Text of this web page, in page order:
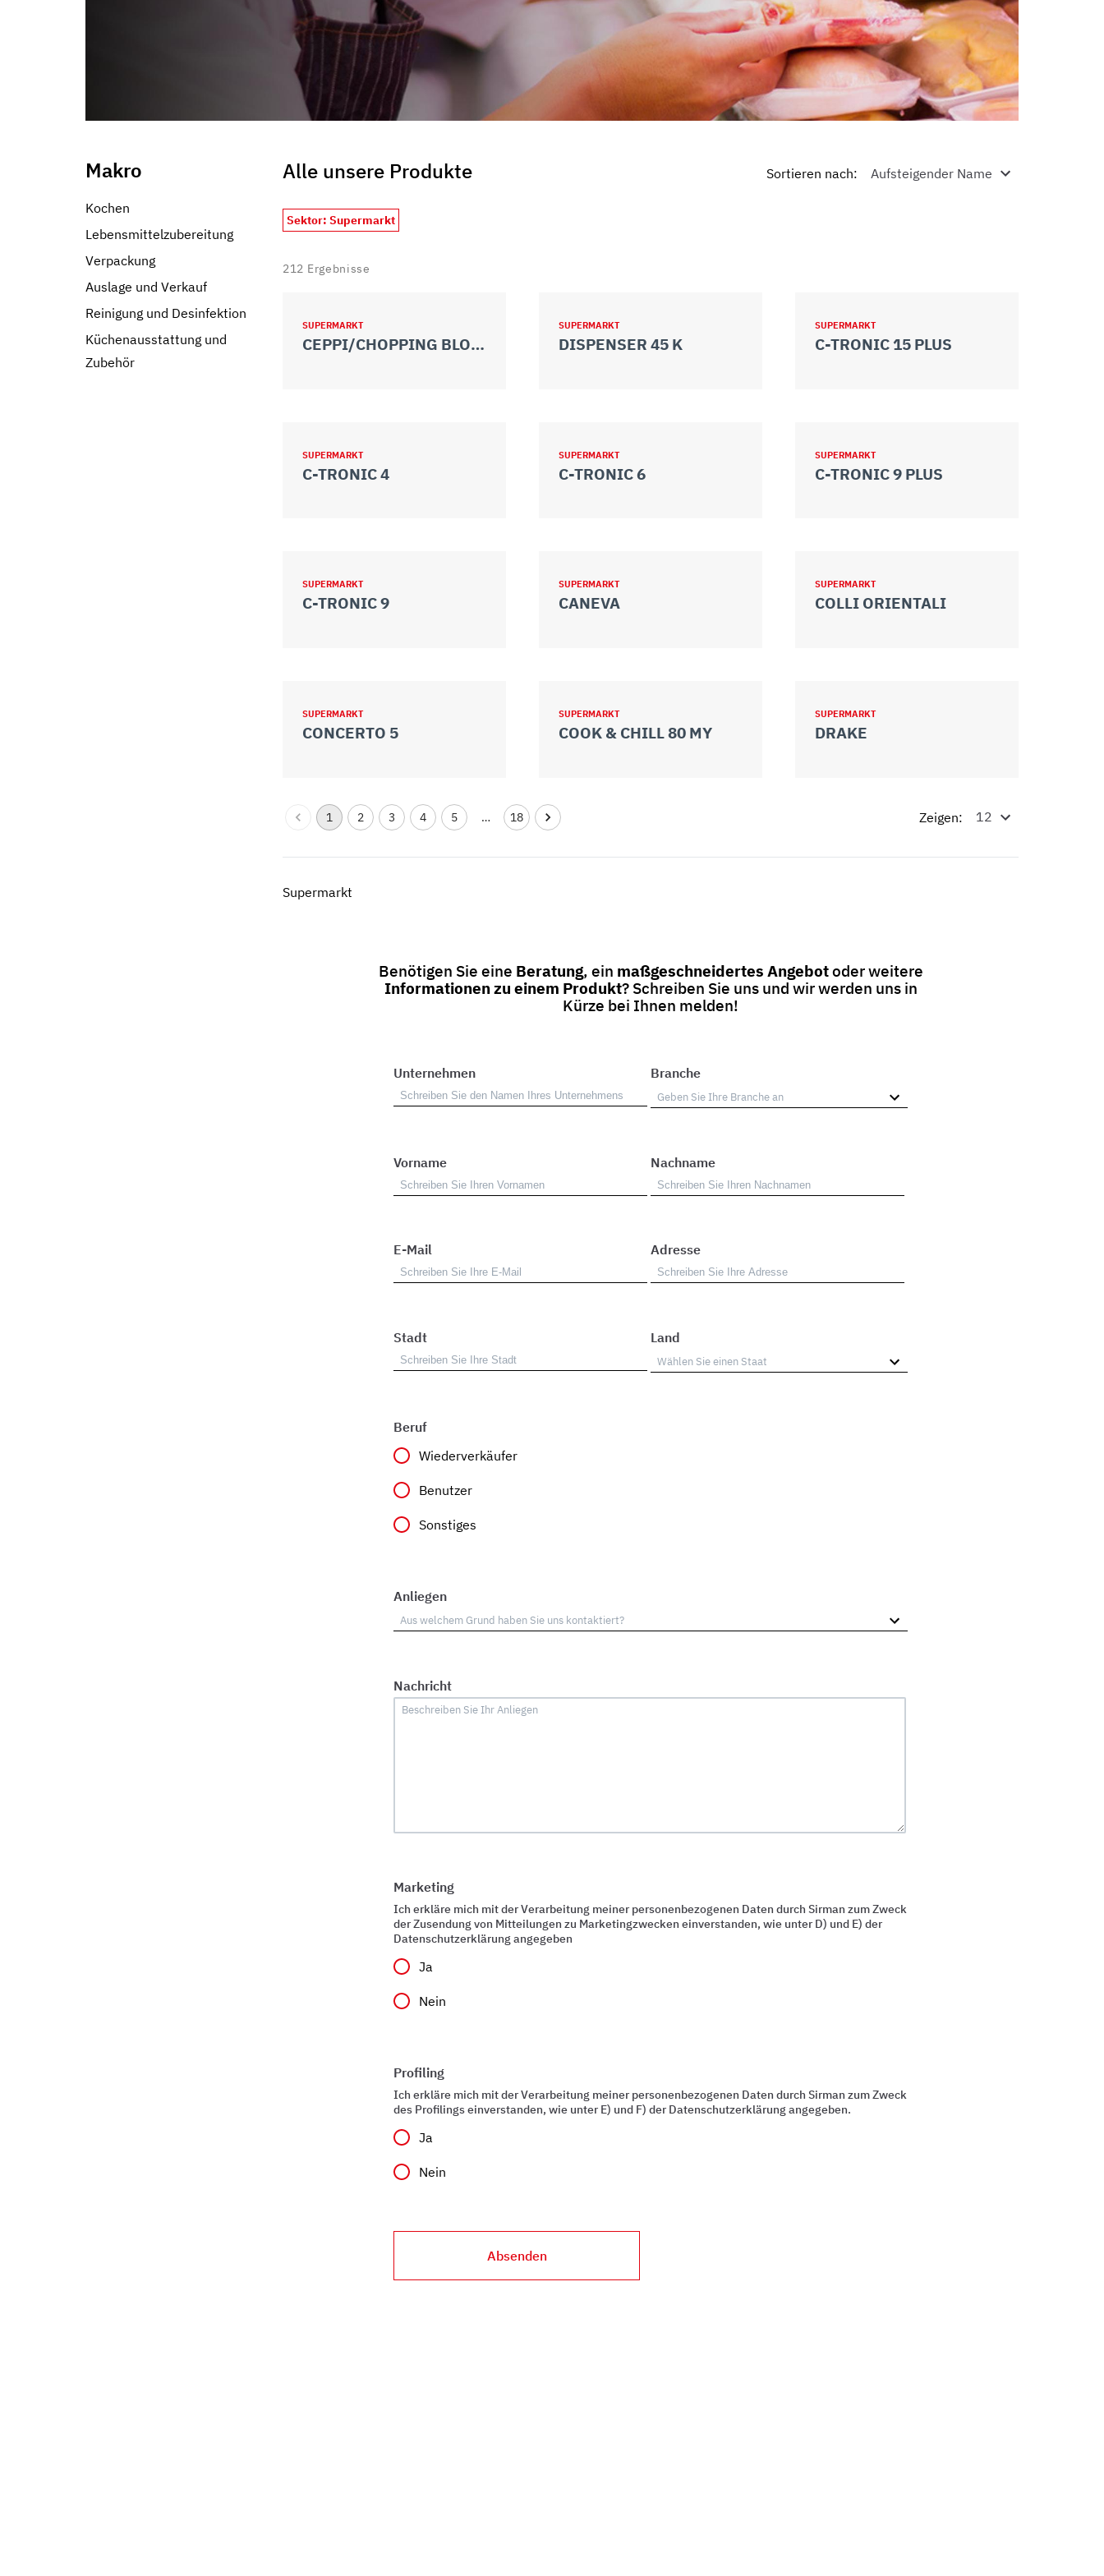
Makro
Kochen
Lebensmittelzubereitung
Verpackung
Auslage und Verkauf
Reinigung und Desinfektion
Küchenausstattung und
Zubehör
Alle unsere Produkte Sortieren nach:
Sektor: Supermarkt
212 Ergebnisse
SUPERMARKT
CEPPI/CHOPPING BLOCKS
SUPERMARKT
DISPENSER 45 K
SUPERMARKT
C-TRONIC 15 PLUS
SUPERMARKT
C-TRONIC 4
SUPERMARKT
C-TRONIC 6
SUPERMARKT
C-TRONIC 9 PLUS
SUPERMARKT
C-TRONIC 9
SUPERMARKT
CANEVA
SUPERMARKT
COLLI ORIENTALI
SUPERMARKT
CONCERTO 5
SUPERMARKT
COOK & CHILL 80 MY
SUPERMARKT
DRAKE
1 2 3 4 5 … 18 Zeigen:
Supermarkt
Benötigen Sie eine Beratung, ein maßgeschneidertes Angebotoder weitere
Informationen zu einem Produkt? Schreiben Sie uns und wir werden uns in
Kürze bei Ihnen melden!
Unternehmen Branche
Vorname Nachname
E-Mail Adresse
Stadt Land
Beruf
Wiederverkäufer
Benutzer
Sonstiges
Anliegen
Nachricht
Marketing
Ich erkläre mich mit der Verarbeitung meiner personenbezogenen Daten durch Sirman zum Zweck
der Zusendung von Mitteilungen zu Marketingzwecken einverstanden, wie unter D) und E) der
Datenschutzerklärung angegeben
Ja
Nein
Profiling
Ich erkläre mich mit der Verarbeitung meiner personenbezogenen Daten durch Sirman zum Zweck
des Profilings einverstanden, wie unter E) und F) der Datenschutzerklärung angegeben.
Ja
Nein
Absenden